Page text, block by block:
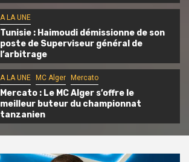
A LA UNE
Tunisie : Haimoudi démissionne de son
poste de Superviseur général de
l’arbitrage
A LA UNE MC Alger Mercato
Mercato : Le MC Alger s’offre le
meilleur buteur du championnat
tanzanien